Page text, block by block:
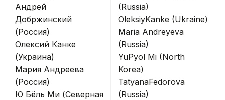
Андрей
Добржинский
(Россия)
Олексий Канке
(Украина)
Мария Андреева
(Россия)
Ю Бёль Ми (Северная
(Russia)
OleksiyKanke (Ukraine)
Maria Andreyeva
(Russia)
YuPyol Mi (North
Korea)
TatyanaFedorova
(Russia)